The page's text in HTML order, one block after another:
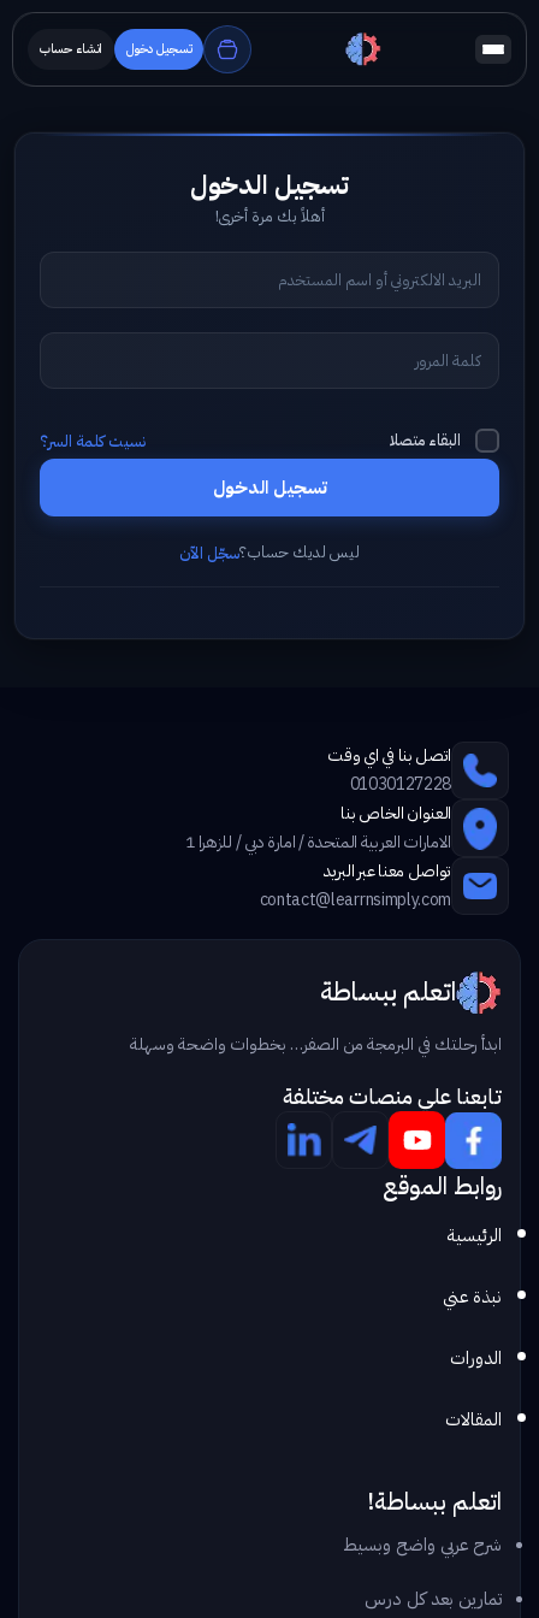
تسجيل دخول انشاء حساب
أهلاً بك مرة أخرى!
البقاء متصلا نسيت كلمة السر؟
تسجيل الدخول
ليس لديك حساب؟سجّل الآن
اتصل بنا في اي وقت
01030127228
العنوان الخاص بنا
الامارات العربية المتحدة / امارة دبي / للزهرا 1
تواصل معنا عبر البريد
contact@learrnsimply.com
اتعلم ببساطة
ابدأ رحلتك في البرمجة من الصفر… بخطوات واضحة وسهلة
تابعنا علي منصات مختلفة
روابط الموقع
الرئيسية
نبذة عني
الدورات
المقالات
اتعلم ببساطة!
شرح عربي واضح وبسيط
تمارين بعد كل درس